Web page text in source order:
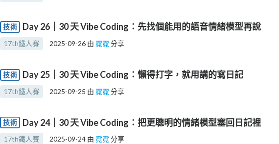
技術 Day 26｜30 天 Vibe Coding：先找個能用的語音情緒模型再說
17th鐵人賽 2025-09-26 由 霓霓 分享
技術 Day 25｜30 天 Vibe Coding：懶得打字，就用講的寫日記
17th鐵人賽 2025-09-25 由 霓霓 分享
技術 Day 24｜30 天 Vibe Coding：把更聰明的情緒模型塞回日記裡
17th鐵人賽 2025-09-24 由 霓霓分享